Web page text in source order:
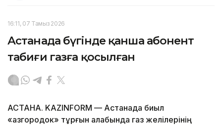
16:11, 07 Тамыз 2026
Астанада бүгінде қанша абонент
табиғи газға қосылған
АСТАНА. KAZINFORM — Астанада биыл
«Қазгородок» тұрғын алабында газ желілерінің